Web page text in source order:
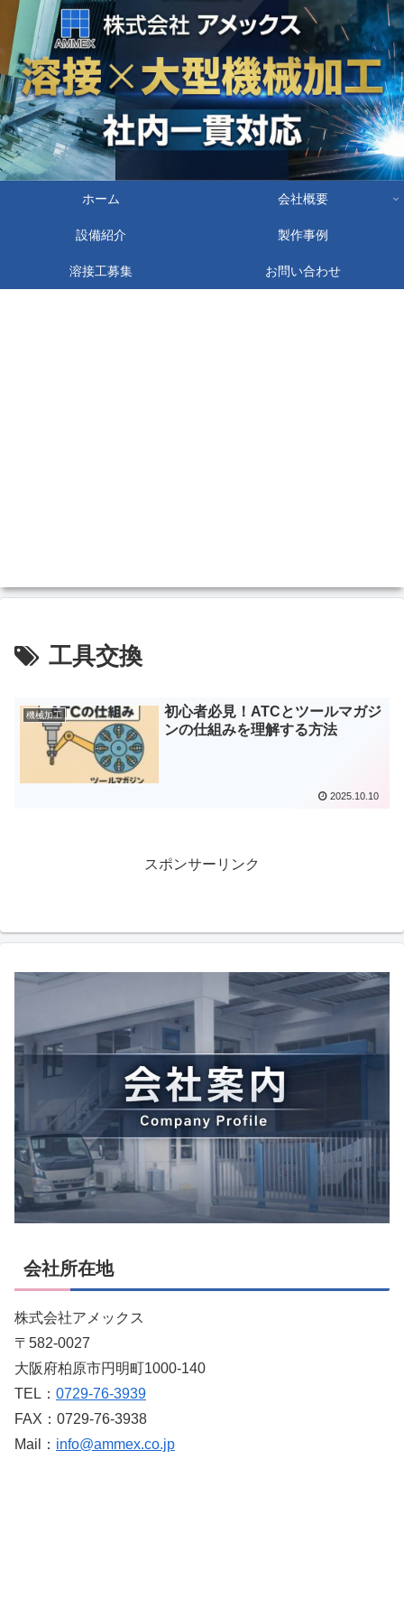
ホーム 会社概要
設備紹介 製作事例
溶接工募集 お問い合わせ
工具交換
機械加工
初心者必見！ATCとツールマガジ
ンの仕組みを理解する方法
2025.10.10
スポンサーリンク
会社所在地
株式会社アメックス
〒582-0027
大阪府柏原市円明町1000-140
TEL： 0729-76-3939
FAX：0729-76-3938
Mail： info@ammex.co.jp